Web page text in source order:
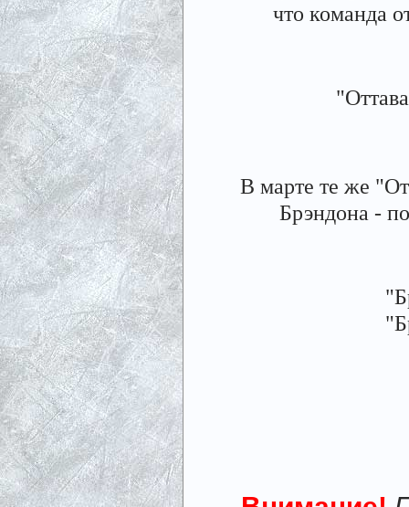
что команда
В марте те же
Брэндона -